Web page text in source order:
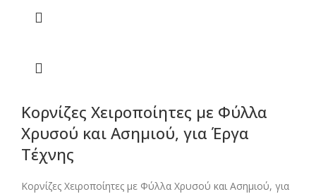
Κορνίζες Χειροποίητες με Φύλλα
Χρυσού και Ασημιού, για Έργα
Τέχνης
Κορνίζες Χειροποίητες με Φύλλα Χρυσού και Ασημιού, για